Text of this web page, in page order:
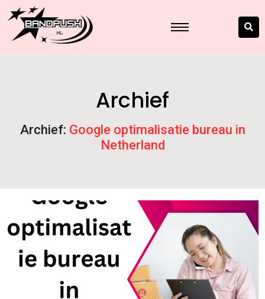
Archief
Archief: Google optimalisatie bureau in
Netherland